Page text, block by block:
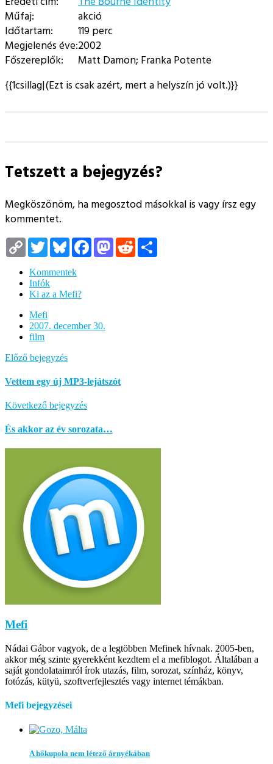
Műfaj:
akció
Időtartam:
119 perc
Megjelenés éve:2002
Főszereplők:
Matt Damon; Franka Potente
{{1csillag|(Ezt is csak azért, mert a helyszín jó volt.)}}
Tetszett a bejegyzés?
Megköszönöm, ha megosztod másokkal is vagy írsz egy
kommentet.
Copy
Link
TwitterBlueskyFacebookMastodon
Reddit
Kommentek
Infók
Ki az a Mefi?
Mefi
2007. december 30.
film
Előző bejegyzés
Vettem egy új MP3-lejátszót
Következő bejegyzés
És akkor az év sorozata…
Mefi
Nádai Gábor vagyok, de a legtöbben Mefinek hívnak. 2005-ben,
akkor még szinte gyerekként kezdtem el a mefiblogot. Általában a
saját gondolataimról írok utazás, film, sorozat, színház, könyv,
fotózás, kütyü, szoftverfejlesztés vagy internet témákban.
Mefi bejegyzései
A hőkupola nem létező árnyékában